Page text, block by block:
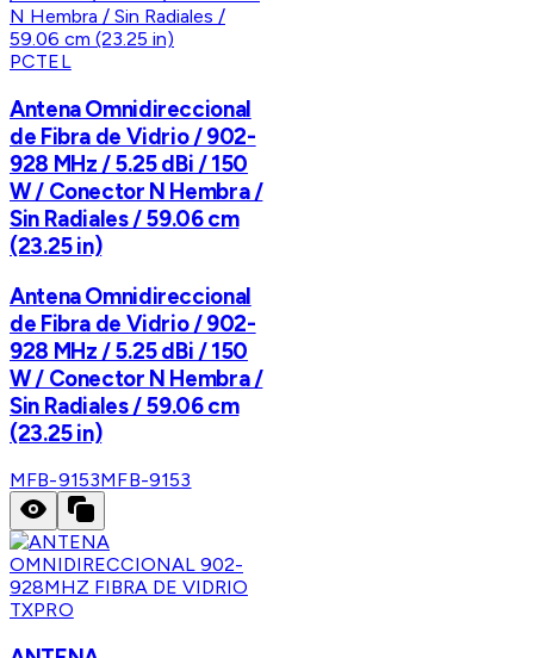
PCTEL
Antena Omnidireccional
de Fibra de Vidrio / 902-
928 MHz / 5.25 dBi / 150
W / Conector N Hembra /
Sin Radiales / 59.06 cm
(23.25 in)
Antena Omnidireccional
de Fibra de Vidrio / 902-
928 MHz / 5.25 dBi / 150
W / Conector N Hembra /
Sin Radiales / 59.06 cm
(23.25 in)
MFB-9153MFB-9153
TXPRO